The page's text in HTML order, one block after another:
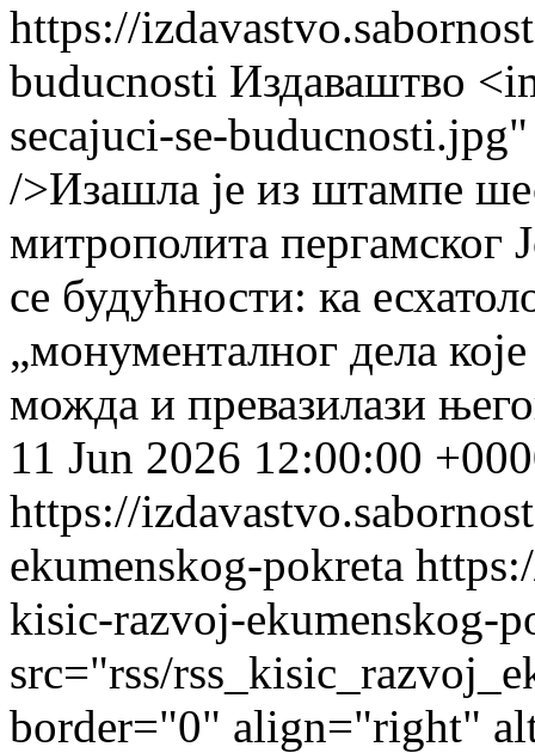
https://
buducnosti Издаваштво
secajuci-se-
/>Изашла је из штампе
митрополита пергамског
се будућности: ка
„монументалног дела
можда и превазилази
11 Jun 2026 12:00:00
https://
ekumenskog-pokreta
kisic-razvoj-ekumenskog-
src="rss/
border="0" align="right"